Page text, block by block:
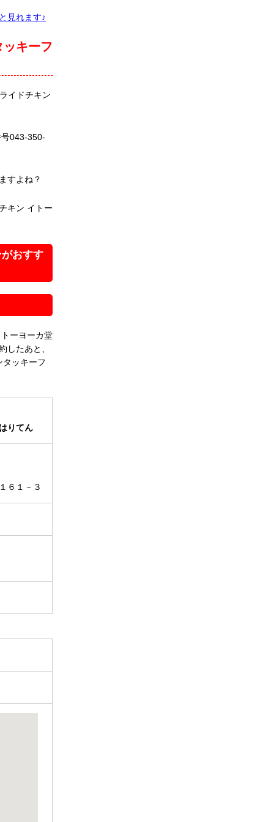
見れます♪
キーフ
イドチキン
043-350-
すよね？
キン イトー
おすす
ーヨーカ堂
したあと、
タッキーフ
りてん
６１－３